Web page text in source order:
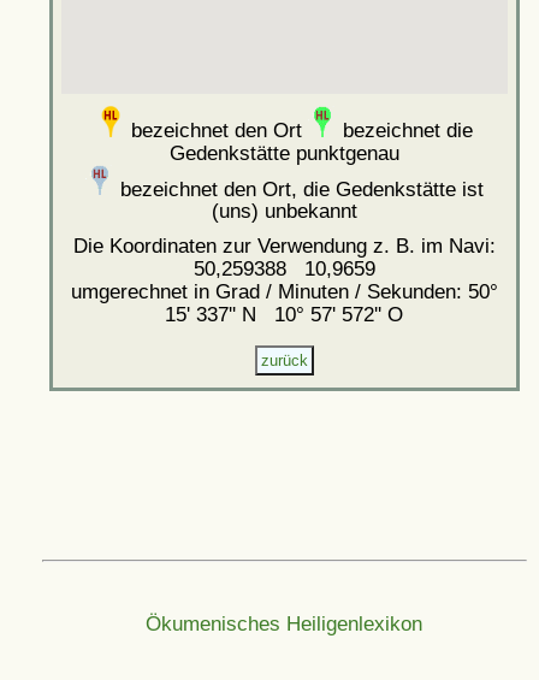
bezeichnet den Ort
bezeichnet die
Gedenkstätte punktgenau
bezeichnet den Ort, die Gedenkstätte ist
(uns) unbekannt
Die Koordinaten zur Verwendung z. B. im Navi:
50,259388 10,9659
umgerechnet in Grad / Minuten / Sekunden: 50°
15' 337'' N 10° 57' 572'' O
Ökumenisches Heiligenlexikon